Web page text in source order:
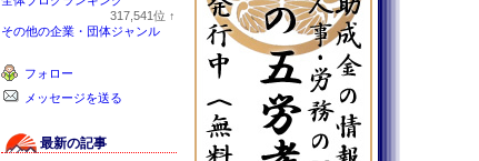
317,541位 ↑
その他の企業・団体ジャンル
フォロー
メッセージを送る
最新の記事